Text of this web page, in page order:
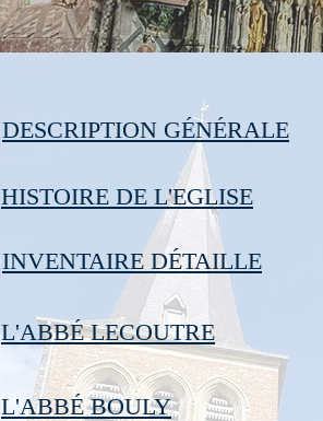
DESCRIPTION GÉNÉRALE
HISTOIRE DE L'EGLISE
INVENTAIRE DÉTAILLE
L'ABBÉ LECOUTRE
L'ABBÉ BOULY